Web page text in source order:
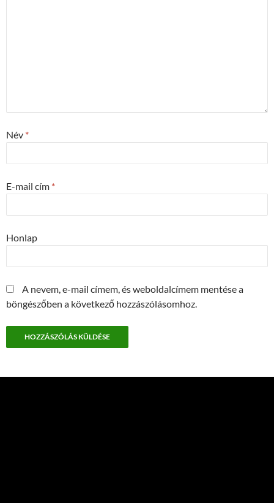
Név *
E-mail cím *
Honlap
A nevem, e-mail címem, és weboldalcímem mentése a
böngészőben a következő hozzászólásomhoz.